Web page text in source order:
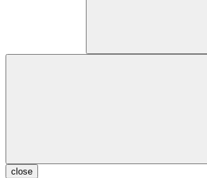
close